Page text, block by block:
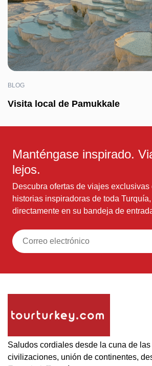
BLOG
Visita local de Pamukkale
Manténgase inspirado.
lejos.
Descubra ofertas de viajes exclusivas
historias inspiradoras de toda Turquía,
directamente en su bandeja de
Saludos cordiales desde la cuna de las
civilizaciones, unión de continentes,